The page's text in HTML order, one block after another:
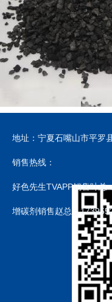
地址：宁夏石嘴山市平
销售热线：
好色先生TVAPP销售叶总
增碳剂销售赵总：